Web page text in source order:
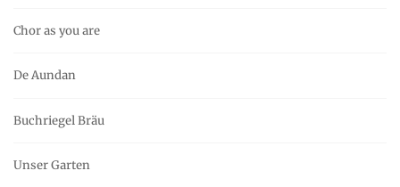
Chor as you are
De Aundan
Buchriegel Bräu
Unser Garten